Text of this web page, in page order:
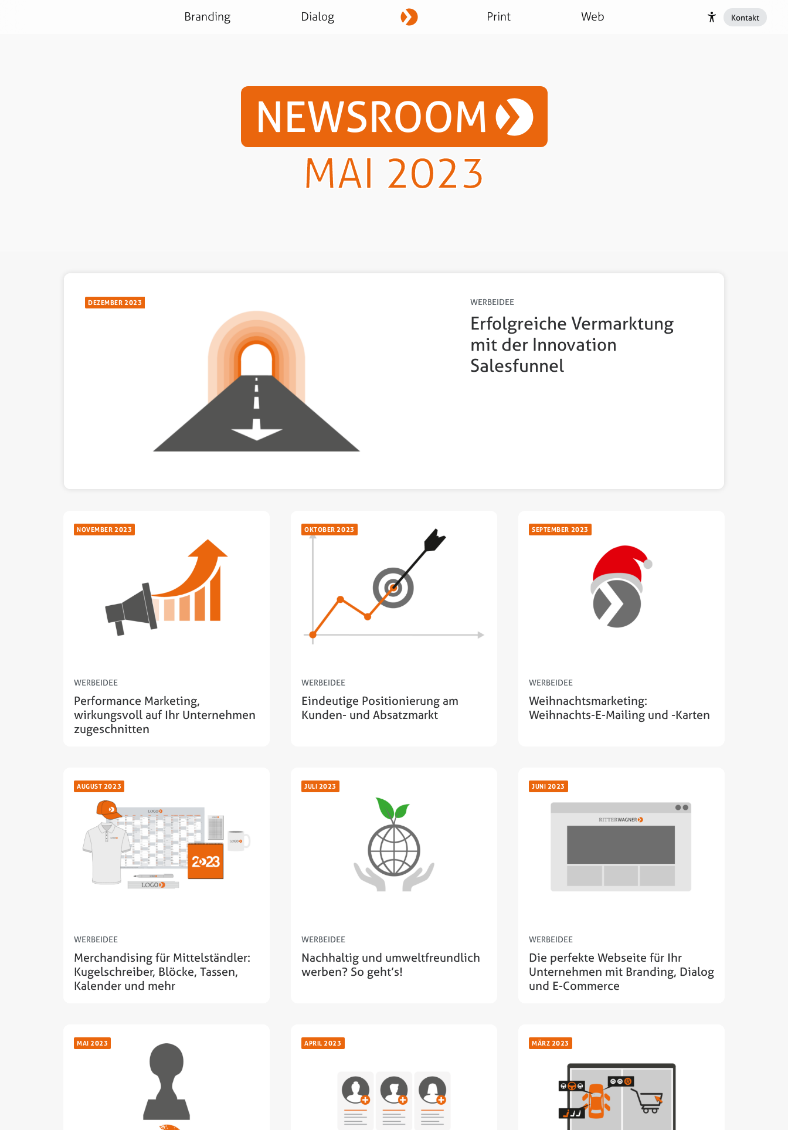
Kontakt
Branding Dialog Print Web
NEWSROOM
MAI 2023
DEZEMBER 2023 WERBEIDEE
Erfolgreiche Vermarktung
mit der Innovation
Salesfunnel
NOVEMBER 2023
WERBEIDEE
Performance Marketing,
wirkungsvoll auf Ihr Unternehmen
zugeschnitten
OKTOBER 2023
WERBEIDEE
Eindeutige Positionierung am
Kunden- und Absatzmarkt
SEPTEMBER 2023
WERBEIDEE
Weihnachtsmarketing:
Weihnachts-E-Mailing und -Karten
AUGUST 2023
WERBEIDEE
Merchandising für Mittelständler:
Kugelschreiber, Blöcke, Tassen,
Kalender und mehr
JULI 2023
WERBEIDEE
Nachhaltig und umweltfreundlich
werben? So geht’s!
JUNI 2023
WERBEIDEE
Die perfekte Webseite für Ihr
Unternehmen mit Branding, Dialog
und E-Commerce
MAI 2023 APRIL 2023 MÄRZ 2023